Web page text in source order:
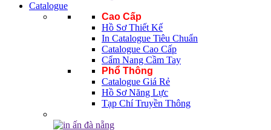
Catalogue
Cao Cấp
Hồ Sơ Thiết Kế
In Catalogue Tiêu Chuẩn
Catalogue Cao Cấp
Cẩm Nang Cầm Tay
Phổ Thông
Catalogue Giá Rẻ
Hồ Sơ Năng Lực
Tạp Chí Truyền Thông